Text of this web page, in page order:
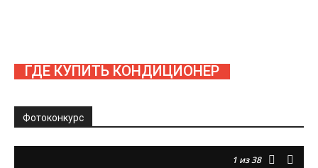
ГДЕ КУПИТЬ КОНДИЦИОНЕР
Фотоконкурс
1 из 38